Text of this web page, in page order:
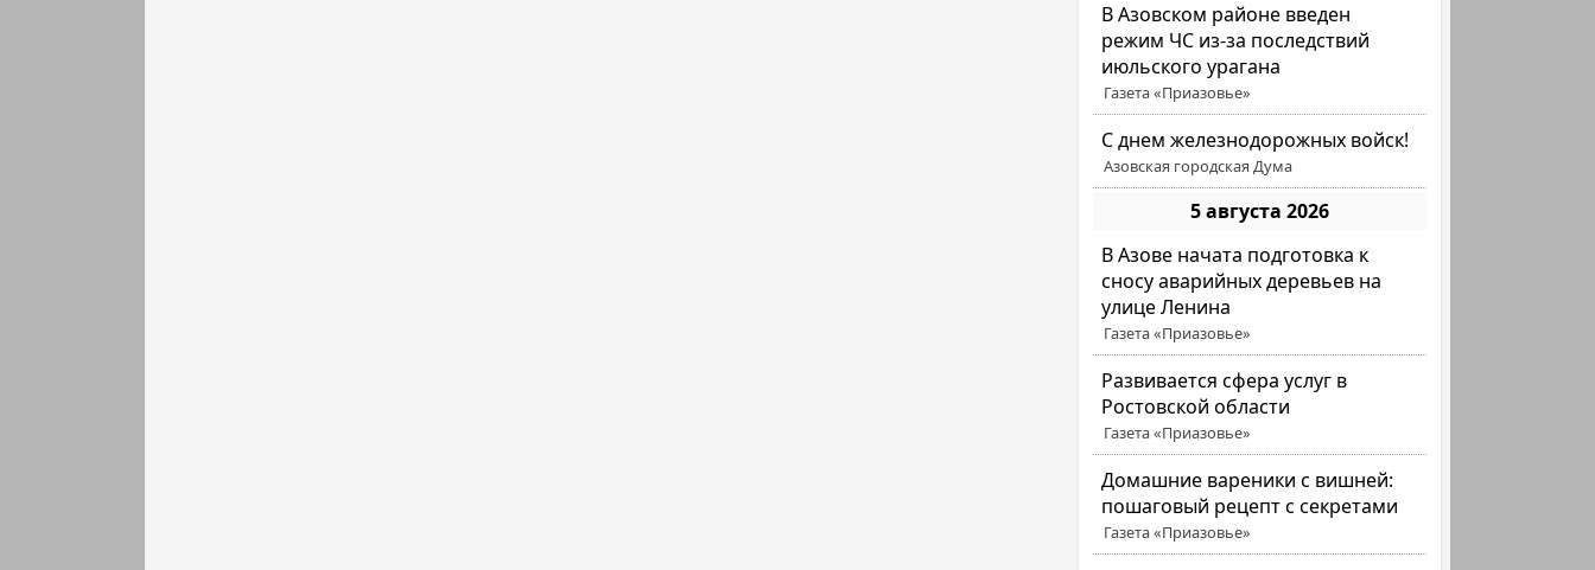
В Азовском районе введен
режим ЧС из-за последствий
июльского урагана
Газета «Приазовье»
С днем железнодорожных войск!
Азовская городская Дума
5 августа 2026
В Азове начата подготовка к
сносу аварийных деревьев на
улице Ленина
Газета «Приазовье»
Развивается сфера услуг в
Ростовской области
Газета «Приазовье»
Домашние вареники с вишней:
пошаговый рецепт с секретами
Газета «Приазовье»